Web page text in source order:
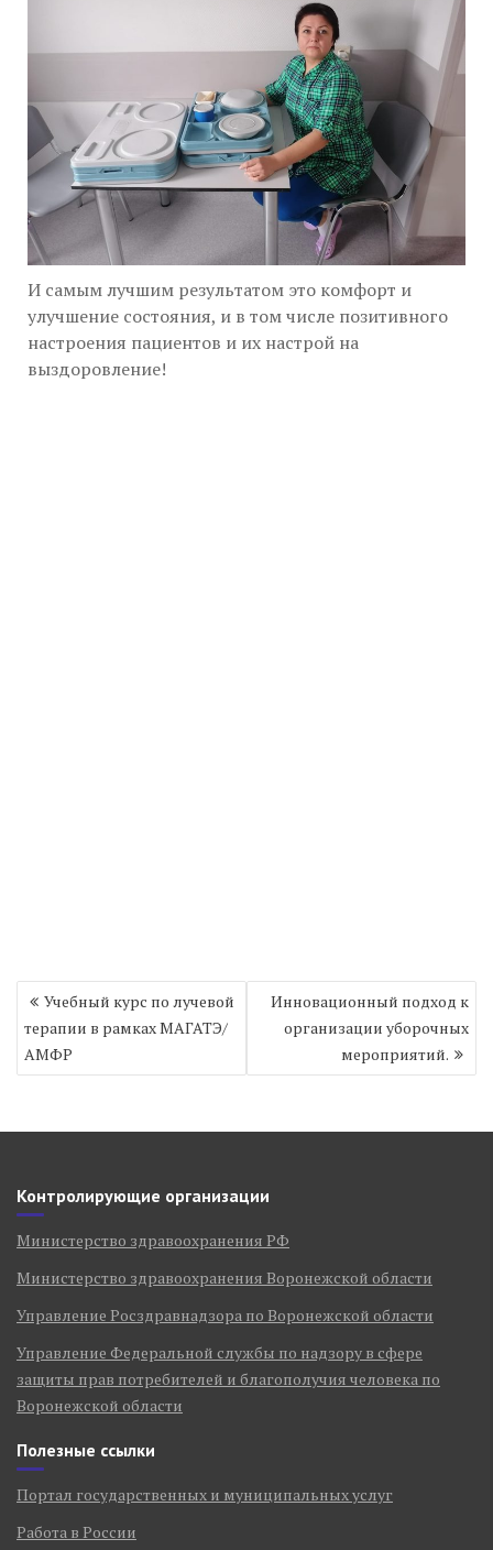
И самым лучшим результатом это комфорт и
улучшение состояния, и в том числе позитивного
настроения пациентов и их настрой на
выздоровление!
Навигация
по
записям
Учебный курс по лучевой
терапии в рамках МАГАТЭ/
АМФР
Инновационный подход к
организации уборочных
мероприятий.
Контролирующие организации
Министерство здравоохранения РФ
Министерство здравоохранения Воронежской области
Управление Росздравнадзора по Воронежской области
Управление Федеральной службы по надзору в сфере
защиты прав потребителей и благополучия человека по
Воронежской области
Полезные ссылки
Портал государственных и муниципальных услуг
Работа в России